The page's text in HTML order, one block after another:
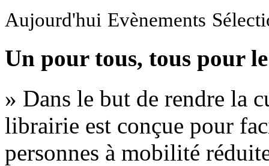
Aujourd'hui Evènements
Un pour tous, tous pour
» Dans le but de rendre la
librairie est conçue pour
personnes à mobilité